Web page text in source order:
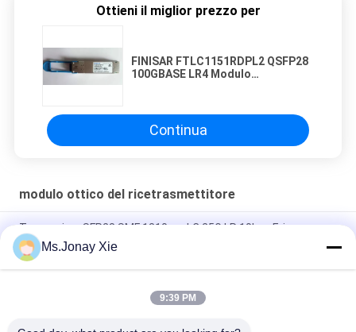
Ottieni il miglior prezzo per
FINISAR FTLC1151RDPL2 QSFP28
100GBASE LR4 Modulo
Continua
modulo ottico del ricetrasmettitore
Transceiver SFP28 SMF 1310nm LC 25G LR 10km, Ericsson
EOLP-1325G-10-9 RDH 102 75/3 R1A
FTLF8546P5BCV coerente 850NM OXIDE VCSEL, 16X FC, 10GE-
FINISAR FTLX1471D3BCL SFP+ 10Gb/s 1310nm 10km
Ms.Jonay Xie
9:39 PM